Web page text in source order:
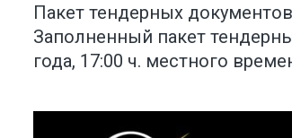
Пакет тендерных
Заполненный пакет
года, 17:00 ч. местного